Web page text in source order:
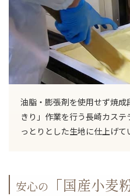
油脂・膨張剤を使用せず焼
きり」作業を行う長崎カステ
っとりとした生地に仕上げて
安心の 「国産小麦